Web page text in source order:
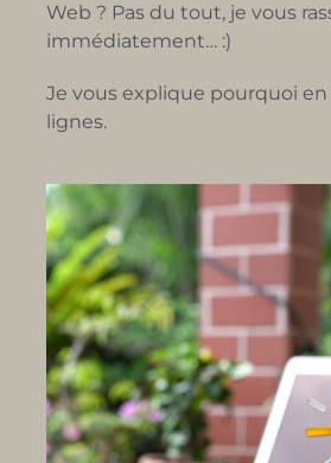
Web ? Pas du tout, je vous
immédiatement… :)
Je vous explique pourquoi
lignes.